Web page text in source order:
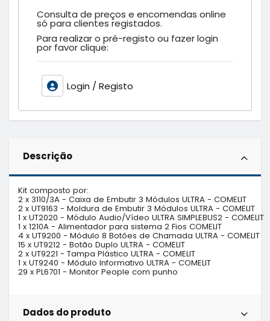
Consulta de preços e encomendas online
só para clientes registados.
Para realizar o pré-registo ou fazer login
por favor clique:
Login / Registo
Descrição
Kit composto por:
2 x 3110/3A - Caixa de Embutir 3 Módulos ULTRA - COMELIT
2 x UT9163 - Moldura de Embutir 3 Módulos ULTRA - COMELIT
1 x UT2020 - Módulo Audio/Vídeo ULTRA SIMPLEBUS2 -
1 x 1210A - Alimentador para sistema 2 Fios COMELIT
4 x UT9200 - Módulo 8 Botões de Chamada ULTRA -
15 x UT9212 - Botão Duplo ULTRA - COMELIT
2 x UT9221 - Tampa Plástico ULTRA - COMELIT
1 x UT9240 - Módulo Informativo ULTRA - COMELIT
29 x PL6701 - Monitor People com punho
Dados do produto